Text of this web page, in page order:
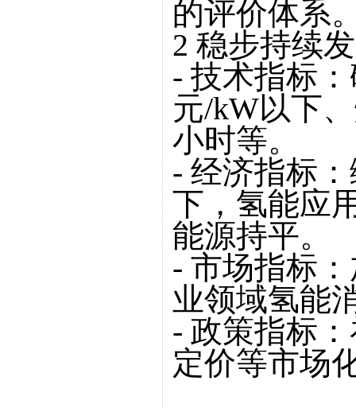
的评价体系
2 稳步持续
- 技术指标
元/kW以下
小时等。
- 经济指标
下，氢能应
能源持平。
- 市场指标
业领域氢能
- 政策指标
定价等市场